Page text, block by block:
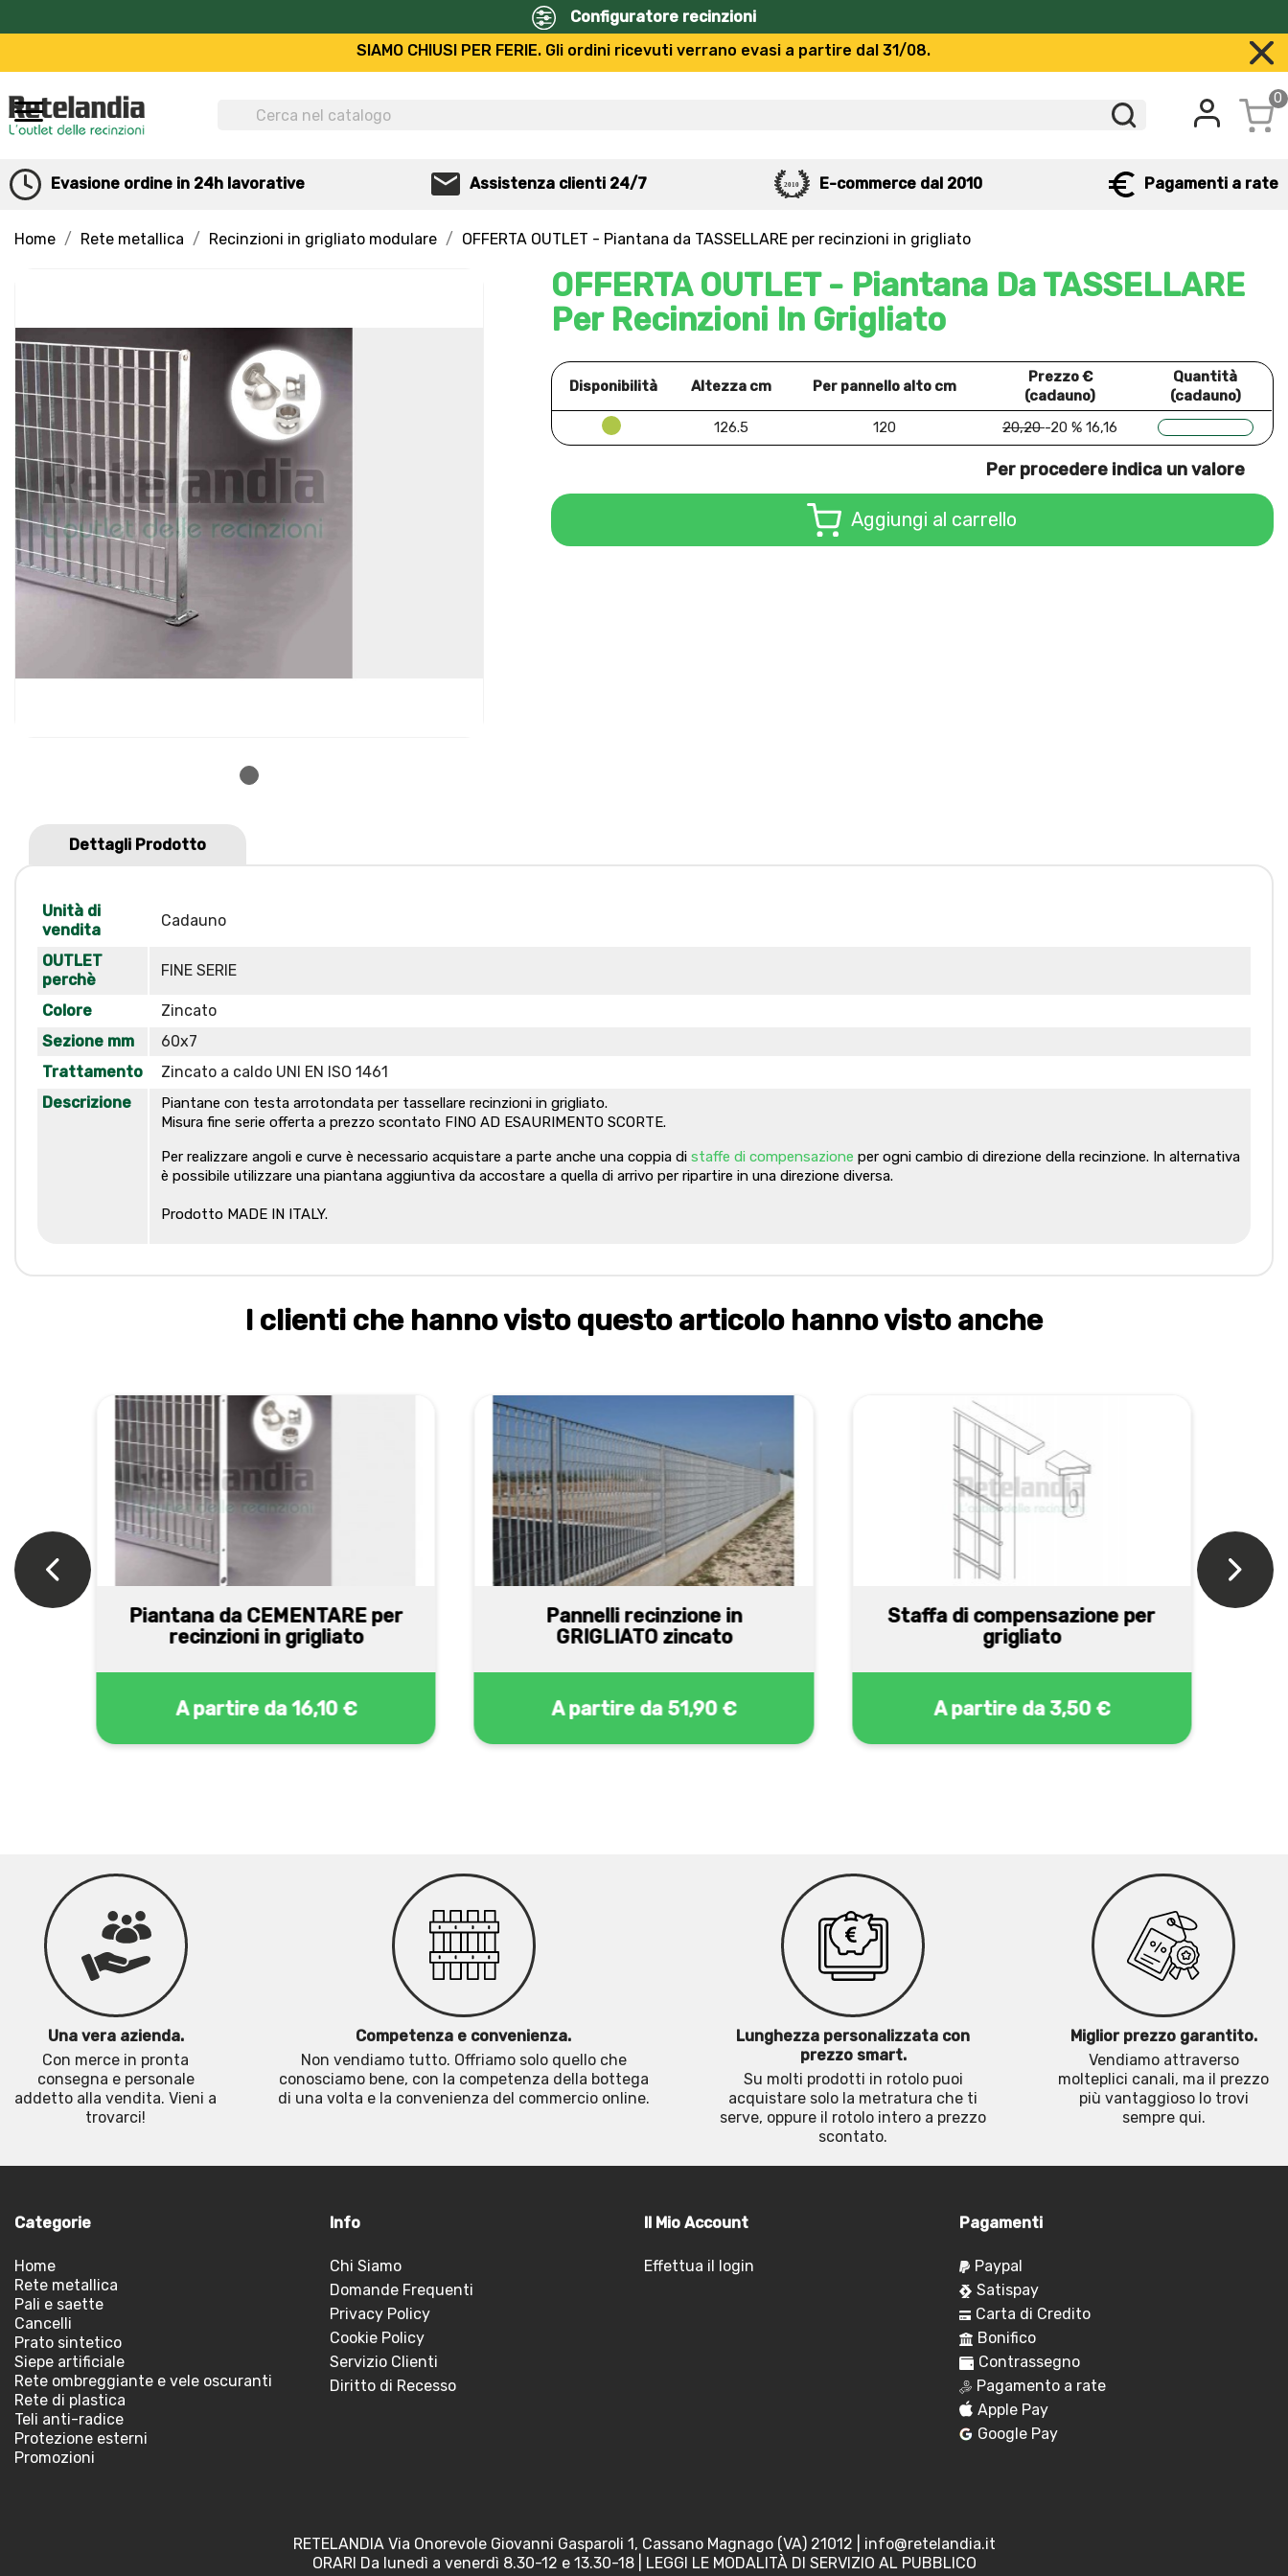
Configuratore recinzioni
SIAMO CHIUSI PER FERIE. Gli ordini ricevuti verrano evasi a partire dal 31/08.
0
Evasione ordine in 24h lavorative Assistenza clienti 24/7 E-commerce dal 2010 Pagamenti a rate
Home Rete metallica Recinzioni in grigliato modulare OFFERTA OUTLET - Piantana da TASSELLARE per recinzioni in grigliato
OFFERTA OUTLET - Piantana Da TASSELLARE
Per Recinzioni In Grigliato
Disponibilità Altezza cm Per pannello alto cm
Prezzo €
(cadauno)
Quantità
(cadauno)
126.5
120 20,20-20 % 16,16
Per procedere indica un valore
Aggiungi al carrello
Dettagli Prodotto
Unità di
vendita
Cadauno
OUTLET
perchè
FINE SERIE
Colore
Zincato
Sezione mm
60x7
Trattamento
Zincato a caldo UNI EN ISO 1461
Descrizione
Piantane con testa arrotondata per tassellare recinzioni in grigliato.
Misura fine serie offerta a prezzo scontato FINO AD ESAURIMENTO SCORTE.
Per realizzare angoli e curve è necessario acquistare a parte anche una coppia di staffe di compensazione per ogni cambio di direzione della recinzione. In alternativa
è possibile utilizzare una piantana aggiuntiva da accostare a quella di arrivo per ripartire in una direzione diversa.
Prodotto MADE IN ITALY.
I clienti che hanno visto questo articolo hanno visto anche
Piantana da CEMENTARE per
recinzioni in grigliato
A partire da 16,10 €
Pannelli recinzione in
GRIGLIATO zincato
A partire da 51,90 €
Staffa di compensazione per
grigliato
A partire da 3,50 €
Una vera azienda.
Con merce in pronta
consegna e personale
addetto alla vendita. Vieni a
trovarci!
Competenza e convenienza.
Non vendiamo tutto. Offriamo solo quello che
conosciamo bene, con la competenza della bottega
di una volta e la convenienza del commercio online.
Lunghezza personalizzata con
prezzo smart.
Su molti prodotti in rotolo puoi
acquistare solo la metratura che ti
serve, oppure il rotolo intero a prezzo
scontato.
Miglior prezzo garantito.
Vendiamo attraverso
molteplici canali, ma il prezzo
più vantaggioso lo trovi
sempre qui.
Categorie
Home
Rete metallica
Pali e saette
Cancelli
Prato sintetico
Siepe artificiale
Rete ombreggiante e vele oscuranti
Rete di plastica
Teli anti-radice
Protezione esterni
Promozioni
Info
Chi Siamo
Domande Frequenti
Privacy Policy
Cookie Policy
Servizio Clienti
Diritto di Recesso
Il Mio Account
Effettua il login
Pagamenti
Paypal
Satispay
Carta di Credito
Bonifico
Contrassegno
Pagamento a rate
Apple Pay
Google Pay
RETELANDIA Via Onorevole Giovanni Gasparoli 1, Cassano Magnago (VA) 21012
info@retelandia.it
ORARI Da lunedì a venerdì 8.30-12 e 13.30-18 | LEGGI LE MODALITÀ DI SERVIZIO AL PUBBLICO